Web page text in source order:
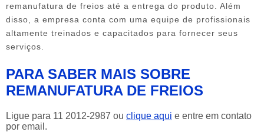
remanufatura de freios até a entrega do produto. Além
disso, a empresa conta com uma equipe de profissionais
altamente treinados e capacitados para fornecer seus
serviços.
PARA SABER MAIS SOBRE
REMANUFATURA DE FREIOS
Ligue para 11 2012-2987 ou clique aqui e entre em contato
por email.